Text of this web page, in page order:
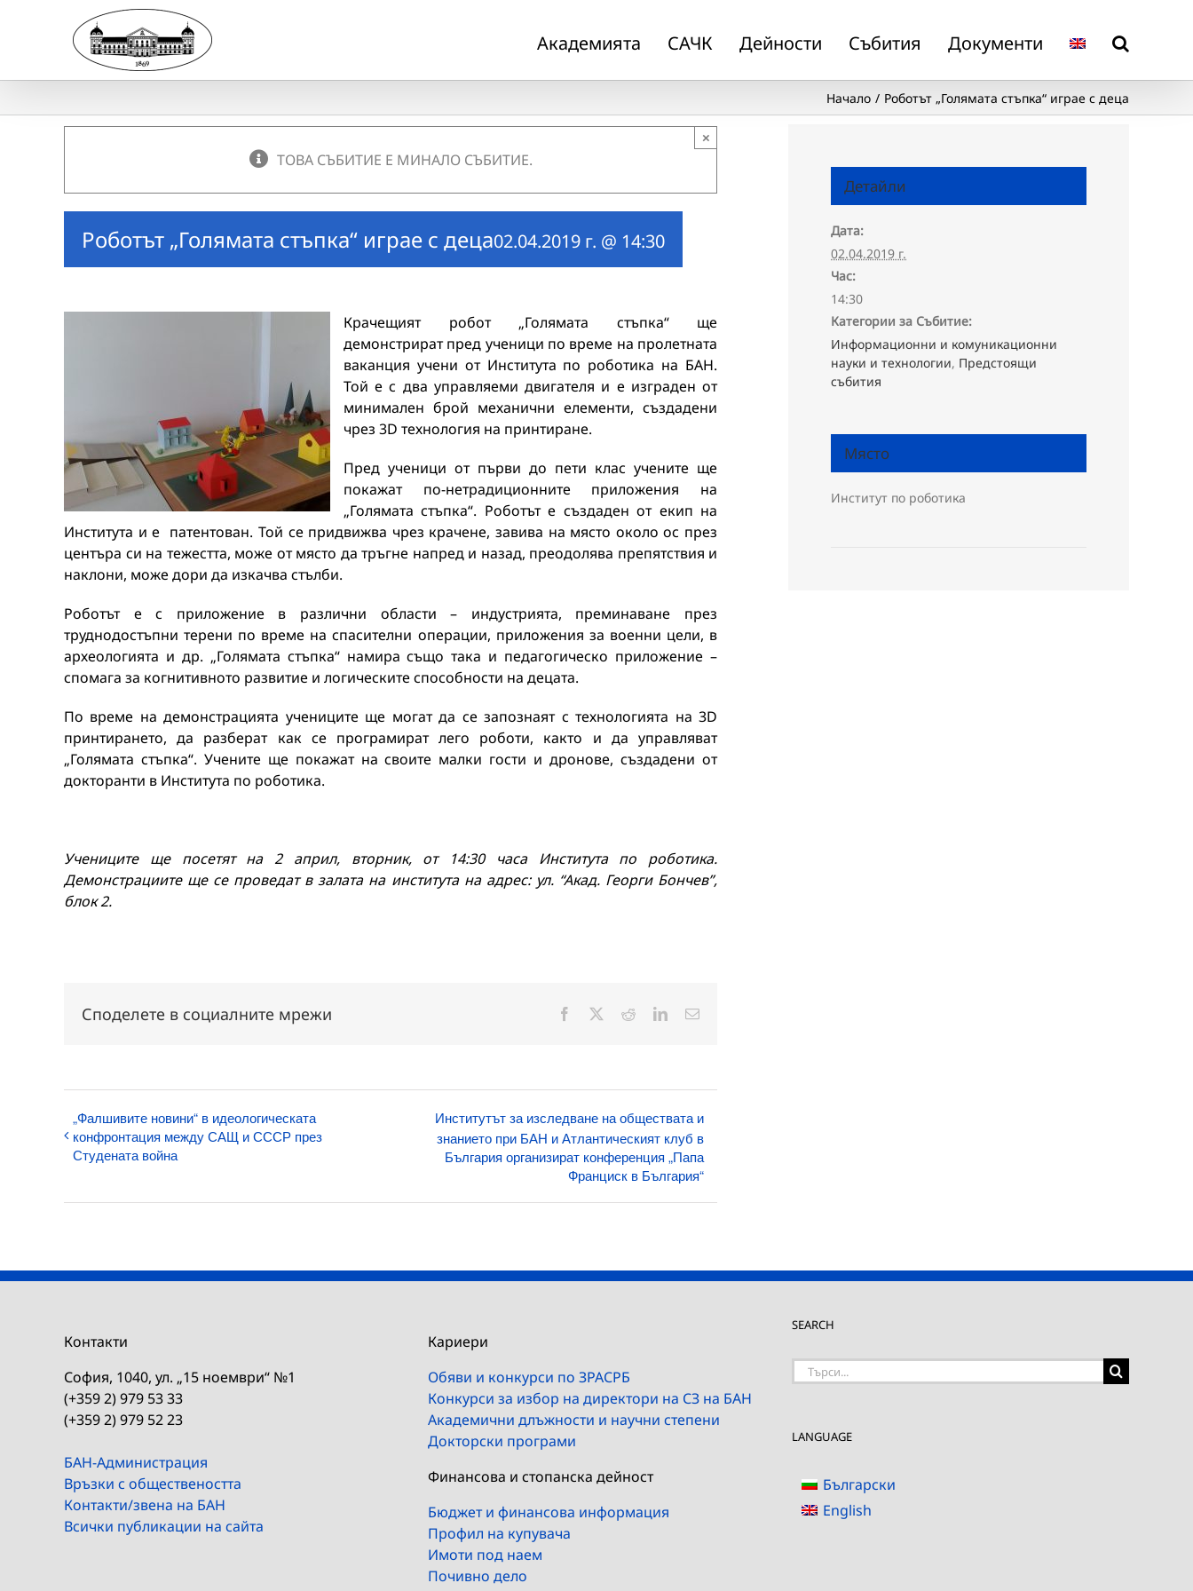
Академията САЧК Дейности Събития Документи
Начало Роботът „Голямата стъпка“ играе с деца
ТОВА СЪБИТИЕ Е МИНАЛО СЪБИТИЕ.
×
Роботът „Голямата стъпка“ играе с деца02.04.2019 г. @ 14:30
Крачещият робот „Голямата стъпка“ ще
демонстрират пред ученици по време на пролетната
ваканция учени от Института по роботика на БАН.
Той е с два управляеми двигателя и е изграден от
минимален брой механични елементи, създадени
чрез 3D технология на принтиране.
Пред ученици от първи до пети клас учените ще
покажат по-нетрадиционните приложения на
„Голямата стъпка“. Роботът е създаден от екип на
Института и е патентован. Той се придвижва чрез крачене, завива на място около ос през
центъра си на тежестта, може от място да тръгне напред и назад, преодолява препятствия и
наклони, може дори да изкачва стълби.
Роботът е с приложение в различни области – индустрията, преминаване през
труднодостъпни терени по време на спасителни операции, приложения за военни цели, в
археологията и др. „Голямата стъпка“ намира също така и педагогическо приложение –
спомага за когнитивното развитие и логическите способности на децата.
По време на демонстрацията учениците ще могат да се запознаят с технологията на 3D
принтирането, да разберат как се програмират лего роботи, както и да управляват
„Голямата стъпка“. Учените ще покажат на своите малки гости и дронове, създадени от
докторанти в Института по роботика.
Учениците ще посетят на 2 април, вторник, от 14:30 часа Института по роботика.
Демонстрациите ще се проведат в залата на института на адрес: ул. “Акад. Георги Бончев”,
блок 2.
Споделете в социалните мрежи Facebook RedditLinkedInЕлектронна
„Фалшивите новини“ в идеологическата
конфронтация между САЩ и СССР през
Студената война
Институтът за изследване на обществата и
знанието при БАН и Атлантическият клуб в
България организират конференция „Папа
Франциск в България“
Детайли
Дата:
02.04.2019 г.
Час:
14:30
Категории за Събитие:
Информационни и комуникационни
науки и технологии, Предстоящи
събития
Място
Институт по роботика
Контакти
София, 1040, ул. „15 ноември“ №1
(+359 2) 979 53 33
(+359 2) 979 52 23
БАН-Администрация
Връзки с обществеността
Контакти/звена на БАН
Всички публикации на сайта
Кариери
Обяви и конкурси по ЗРАСРБ
Конкурси за избор на директори на СЗ на БАН
Академични длъжности и научни степени
Докторски програми
Финансова и стопанска дейност
Бюджет и финансова информация
Профил на купувача
Имоти под наем
Почивно дело
SEARCH
Търсене
LANGUAGE
Български
English